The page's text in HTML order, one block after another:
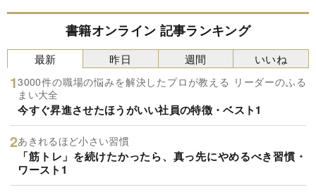
書籍オンライン 記事ランキング
最新
3000件の職場の悩みを解決したプロが教える リーダーのふる
まい大全
今すぐ昇進させたほうがいい社員の特徴・ベスト1
あきれるほど小さい習慣
「筋トレ」を続けたかったら、真っ先にやめるべき習慣・
ワースト1
昨日 週間 いいね